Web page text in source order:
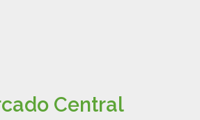
Central